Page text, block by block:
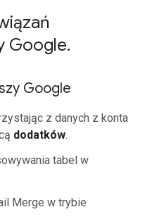
Google.
Google
z danych z konta
dodatków.
tabel w
Merge w trybie